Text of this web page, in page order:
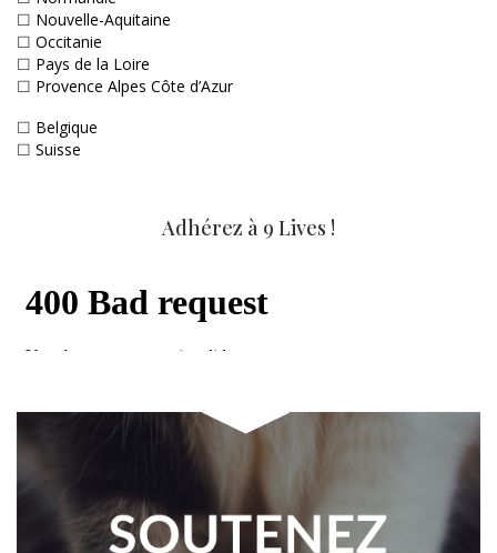
☐ Nouvelle-Aquitaine
☐ Occitanie
☐ Pays de la Loire
☐ Provence Alpes Côte d’Azur
☐ Belgique
☐ Suisse
Adhérez à 9 Lives !